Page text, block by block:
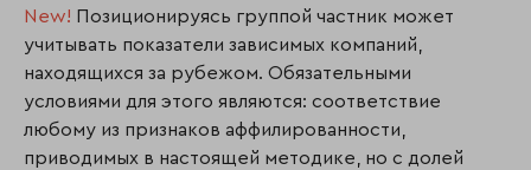
New! Позиционируясь группой частник может
учитывать показатели зависимых компаний,
находящихся за рубежом. Обязательными
условиями для этого являются: соответствие
любому из признаков аффилированности,
приводимых в настоящей методике, но с долей